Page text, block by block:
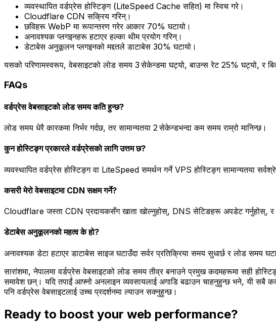
व्यवस्थापित वर्डप्रेस होस्टिङ्ग (LiteSpeed Cache सहित) मा स्विच गरे।
Cloudflare CDN सक्रिय गरिन्।
छविहरू WebP मा रूपान्तरण गरेर आकार 70% घटायो।
अनावश्यक प्लगइनहरू हटाएर हल्का थीम प्रयोग गरिन्।
डेटाबेस अनुकूलन प्लगइनको मद्दतले डाटाबेस 30% घटायो।
यसको परिणामस्वरूप, वेबसाइटको लोड समय 3 सेकेन्डमा घट्यो, बाउन्स रेट 25% घट्यो, र
FAQs
वर्डप्रेस वेबसाइटको लोड समय कति हुन्छ?
लोड समय धेरै कारकमा निर्भर गर्दछ, तर सामान्यतया 2 सेकेन्डभन्दा कम समय राम्रो मानिन्छ।
कुन होस्टिङ्ग प्रकारले वर्डप्रेसको लागि उत्तम छ?
व्यवस्थापित वर्डप्रेस होस्टिङ्ग वा LiteSpeed समर्थन गर्ने VPS होस्टिङ्ग सामान्यतया
कसरी मेरो वेबसाइटमा CDN सक्षम गर्ने?
Cloudflare जस्ता CDN प्रदायकसँग खाता खोल्नुहोस्, DNS सेटिङहरू अपडेट गर्नुहोस्, र
डेटाबेस अनुकूलनको महत्व के हो?
अनावश्यक डेटा हटाएर डाटाबेस साइज घटाउँदा सर्वर प्रतिक्रिया समय सुधार्छ र लोड समय
सारांशमा, नेपालमा वर्डप्रेस वेबसाइटको लोड समय तीव्र बनाउने प्रमुख कदमहरूमा सही
समावेश छन्। यदि तपाईं आफ्नो अनलाइन व्यवसायलाई अगाडि बढाउन चाहनुहुन्छ भने, यी सबै
पनि वर्डप्रेस वेबसाइटलाई उच्च प्रदर्शनमा ल्याउन सक्नुहुन्छ।
Ready to boost your web performance?